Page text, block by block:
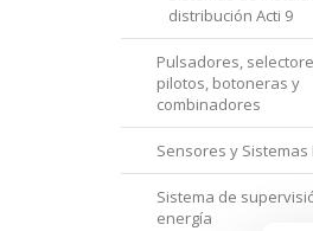
distribución Acti 9
Pulsadores,
pilotos, botoneras y
combinadores
Sensores y Sistemas
Sistema de
energía